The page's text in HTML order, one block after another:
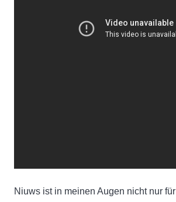
Niuws ist in meinen Augen nicht nur für